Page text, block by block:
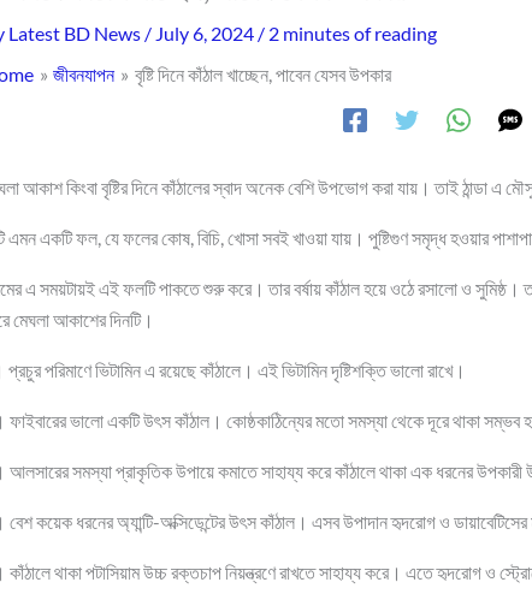
Latest BD News / July 6, 2024 / 2 minutes of reading
জীবনযাপন বৃষ্টি দিনে কাঁঠাল খাচ্ছেন, পাবেন যেসব উপকার
আকাশ কিংবা বৃষ্টির দিনে কাঁঠালের স্বাদ অনেক বেশি উপভোগ করা যায়। তাই ঠান্ডা এ
এমন একটি ফল, যে ফলের কোষ, বিচি, খোসা সবই খাওয়া যায়। পুষ্টিগুণ সমৃদ্ধ হওয়ার
এ সময়টায়ই এই ফলটি পাকতে শুরু করে। তার বর্ষায় কাঁঠাল হয়ে ওঠে রসালো ও সুমিষ্ঠ।
মেঘলা আকাশের দিনটি।
পরিমাণে ভিটামিন এ রয়েছে কাঁঠালে। এই ভিটামিন দৃষ্টিশক্তি ভালো রাখে।
ভালো একটি উৎস কাঁঠাল। কোষ্ঠকাঠিন্যের মতো সমস্যা থেকে দূরে থাকা সম্ভব
সমস্যা প্রাকৃতিক উপায়ে কমাতে সাহায্য করে কাঁঠালে থাকা এক ধরনের উপকারী
কয়েক ধরনের অ্যান্টি-অক্সিডেন্টের উৎস কাঁঠাল। এসব উপাদান হৃদরোগ ও
থাকা পটাসিয়াম উচ্চ রক্তচাপ নিয়ন্ত্রণে রাখতে সাহায্য করে। এতে হৃদরোগ ও